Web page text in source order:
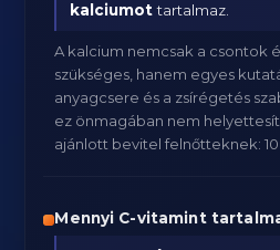
kalciumottartalmaz.
A kalcium nemcsak a csontok
szükséges, hanem egyes
anyagcsere és a zsírégetés
ez önmagában nem
ajánlott bevitel felnőtteknek:
Mennyi C-vitamint